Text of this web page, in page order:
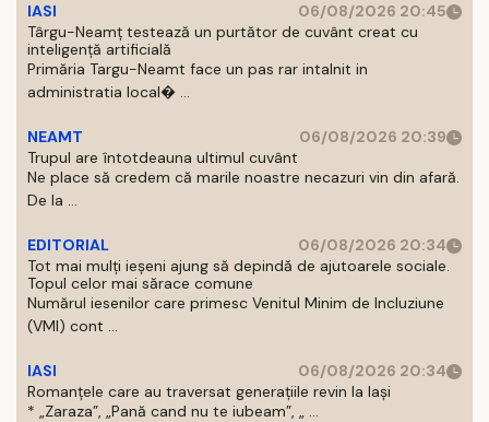
IASI
06/08/2026 20:45
Târgu-Neamț testează un purtător de cuvânt creat cu
inteligență artificială
Primăria Targu-Neamt face un pas rar intalnit in
administratia local� ...
NEAMT
06/08/2026 20:39
Trupul are întotdeauna ultimul cuvânt
Ne place să credem că marile noastre necazuri vin din afară.
De la ...
EDITORIAL
06/08/2026 20:34
Tot mai mulți ieșeni ajung să depindă de ajutoarele sociale.
Topul celor mai sărace comune
Numărul iesenilor care primesc Venitul Minim de Incluziune
(VMI) cont ...
IASI
06/08/2026 20:34
Romanțele care au traversat generațiile revin la Iași
* „Zaraza”, „Pană cand nu te iubeam”, „ ...